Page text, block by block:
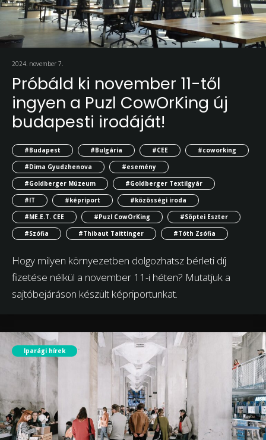
2024. november 7.
Próbáld ki november 11-től
ingyen a Puzl CowOrKing új
budapesti irodáját!
#Budapest #Bulgária #CEE
#coworking
#Dima Gyudzhenova
#esemény
#Goldberger Múzeum
#Goldberger Textilgyár
#IT
#képriport
#közösségi iroda
#ME.E.T. CEE
#Puzl CowOrKing
#Söptei Eszter
#Szófia
#Thibaut Taittinger #Tóth Zsófia
Hogy milyen környezetben dolgozhatsz bérleti díj
fizetése nélkül a november 11-i héten? Mutatjuk a
sajtóbejáráson készült képriportunkat.
Iparági hírek